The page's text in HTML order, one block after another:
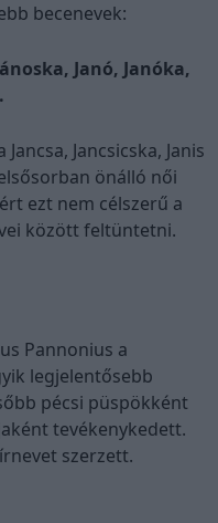
becenevek:
Janó, Janóka,
Jancsicska, Janis
önálló női
ezt nem célszerű a
között feltüntetni.
Pannonius a
legjelentősebb
pécsi püspökként
tevékenykedett.
szerzett.